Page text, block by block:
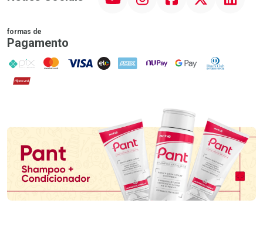
formas de
Pagamento
PIX MasterCard
VISA ELO AMEX NuPay Google PayDiners Club
Hipercard
Promoção em Destaque